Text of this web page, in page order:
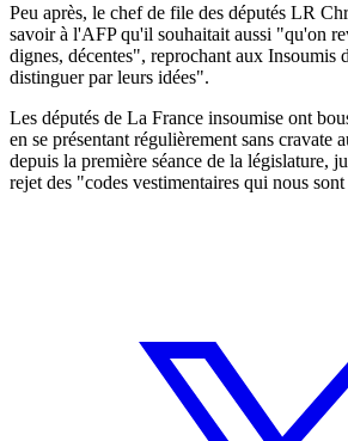
Peu après, le chef de file des députés LR
savoir à l'AFP qu'il souhaitait aussi "qu'on
dignes, décentes", reprochant aux Insoumis
distinguer par leurs idées".
Les députés de La France insoumise ont
en se présentant régulièrement sans cravate
depuis la première séance de la législature,
rejet des "codes vestimentaires qui nous